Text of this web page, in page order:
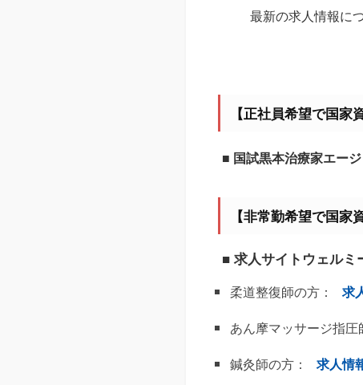
最新の求人情報に
【正社員希望で国家
■ 国試黒本治療家エージ
【非常勤希望で国家
■ 求人サイトウェルミ
柔道整復師の方：
求
あん摩マッサージ指圧
鍼灸師の方：
求人情